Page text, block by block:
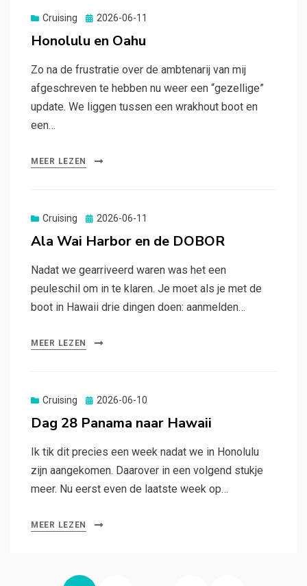
Cruising
Gepubliceerd
2026-06-11
Honolulu en Oahu
Zo na de frustratie over de ambtenarij van mij
afgeschreven te hebben nu weer een “gezellige”
update. We liggen tussen een wrakhout boot en
een…
MEER LEZEN
Cruising
Gepubliceerd
2026-06-11
Ala Wai Harbor en de DOBOR
Nadat we gearriveerd waren was het een
peuleschil om in te klaren. Je moet als je met de
boot in Hawaii drie dingen doen: aanmelden…
MEER LEZEN
Cruising
Gepubliceerd
2026-06-10
Dag 28 Panama naar Hawaii
Ik tik dit precies een week nadat we in Honolulu
zijn aangekomen. Daarover in een volgend stukje
meer. Nu eerst even de laatste week op…
MEER LEZEN